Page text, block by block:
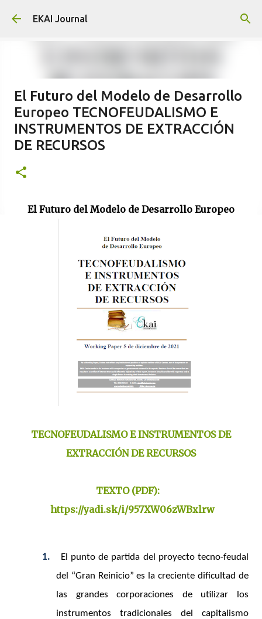
EKAI Journal
El Futuro del Modelo de Desarrollo
Europeo TECNOFEUDALISMO E
INSTRUMENTOS DE EXTRACCIÓN
DE RECURSOS
El Futuro del Modelo de Desarrollo Europeo
TECNOFEUDALISMO E INSTRUMENTOS DE
EXTRACCIÓN DE RECURSOS
TEXTO (PDF):
https://yadi.sk/i/957XW06zWBxlrw
1.
El punto de partida del proyecto tecno-feudal
del “Gran Reinicio” es la creciente dificultad de
las grandes corporaciones de utilizar los
instrumentos tradicionales del capitalismo